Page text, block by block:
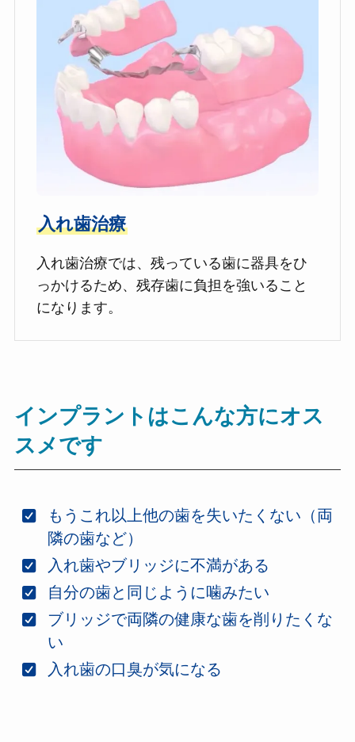
入れ歯治療
入れ歯治療では、残っている歯に器具をひ
っかけるため、残存歯に負担を強いること
になります。
インプラントはこんな方にオス
スメです
もうこれ以上他の歯を失いたくない（両
隣の歯など）
入れ歯やブリッジに不満がある
自分の歯と同じように噛みたい
ブリッジで両隣の健康な歯を削りたくな
い
入れ歯の口臭が気になる